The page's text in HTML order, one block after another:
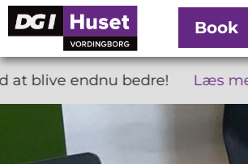
Book
endnu bedre! Læs mere